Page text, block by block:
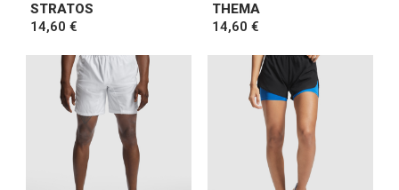
STRATOS
14,60 €
THEMA
14,60 €